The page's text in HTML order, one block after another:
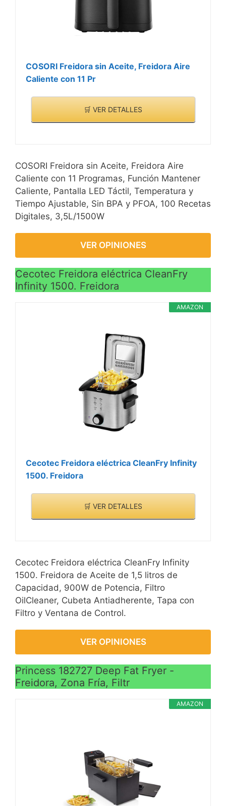
COSORI Freidora sin Aceite, Freidora Aire
Caliente con 11 Pr
🛒 VER DETALLES
COSORI Freidora sin Aceite, Freidora Aire
Caliente con 11 Programas, Función Mantener
Caliente, Pantalla LED Táctil, Temperatura y
Tiempo Ajustable, Sin BPA y PFOA, 100 Recetas
Digitales, 3,5L/1500W
VER OPINIONES
Cecotec Freidora eléctrica CleanFry
Infinity 1500. Freidora
AMAZON
Cecotec Freidora eléctrica CleanFry Infinity
1500. Freidora
🛒 VER DETALLES
Cecotec Freidora eléctrica CleanFry Infinity
1500. Freidora de Aceite de 1,5 litros de
Capacidad, 900W de Potencia, Filtro
OilCleaner, Cubeta Antiadherente, Tapa con
Filtro y Ventana de Control.
VER OPINIONES
Princess 182727 Deep Fat Fryer -
Freidora, Zona Fría, Filtr
AMAZON